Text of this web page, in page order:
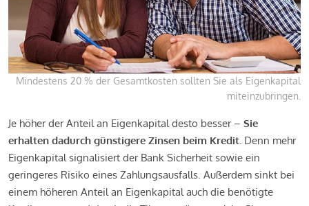
Mindestens 20 % der Gesamtkosten sollten Sie als Eigenkapital
miteinzubringen.
Je höher der Anteil an Eigenkapital desto besser – Sie
erhalten dadurch günstigere Zinsen beim Kredit. Denn mehr
Eigenkapital signalisiert der Bank Sicherheit sowie ein
geringeres Risiko eines Zahlungsausfalls. Außerdem sinkt bei
einem höheren Anteil an Eigenkapital auch die benötigte